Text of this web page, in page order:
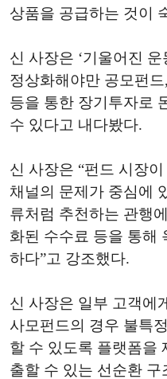
상품을 공급하는 것이
신 사장은 ‘기울어진
정상화해야만 공모펀
등을 통한 장기투자로
수 있다고 내다봤다.
신 사장은 “펀드 시장
채널의 문제가 중심에
류처럼 추천하는 관행
화된 수수료 등을 통해
하다”고 강조했다.
신 사장은 일부 고객에
사모펀드의 경우 불특
할 수 있도록 플랫폼을
출할 수 있는 선순환